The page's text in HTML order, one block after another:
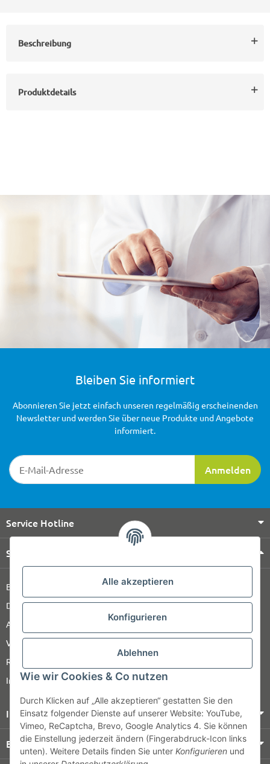
Alle akzeptieren
Konfigurieren
Ablehnen
Wie wir Cookies & Co nutzen
Durch Klicken auf „Alle akzeptieren“ gestatten Sie den
Einsatz folgender Dienste auf unserer Website: YouTube,
Vimeo, ReCaptcha, Brevo, Google Analytics 4. Sie können
die Einstellung jederzeit ändern (Fingerabdruck-Icon links
unten). Weitere Details finden Sie unter Konfigurieren und
Beschreibung
Produktdetails
Bleiben Sie informiert
Newsletter-Registrierung
Anmelden
Abonnieren Sie jetzt einfach unseren regelmäßig erscheinenden
Newsletter und werden Sie über neue Produkte und Angebote
informiert.
Service Hotline
Shop Service
Barrierefreiheitserklärung
Datenschutz
AGB
Versandinformationen
Retour
Impressum
Informationen
Bezahlung & Versand